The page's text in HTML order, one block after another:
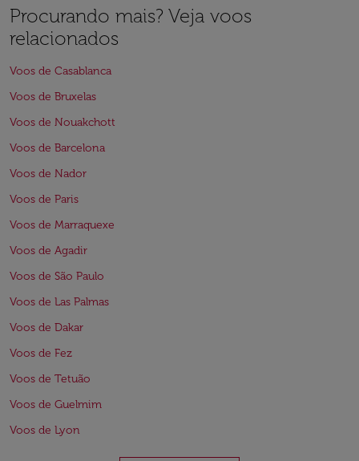
Procurando mais? Veja voos
relacionados
Voos de Casablanca
Voos de Bruxelas
Voos de Nouakchott
Voos de Barcelona
Voos de Nador
Voos de Paris
Voos de Marraquexe
Voos de Agadir
Voos de São Paulo
Voos de Las Palmas
Voos de Dakar
Voos de Fez
Voos de Tetuão
Voos de Guelmim
Voos de Lyon